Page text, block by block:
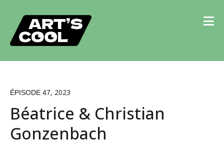
ÉPISODE 47, 2023
Béatrice & Christian
Gonzenbach